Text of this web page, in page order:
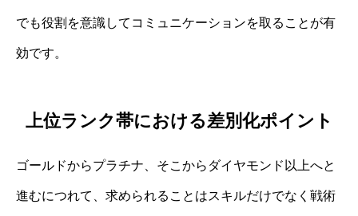
でも役割を意識してコミュニケーションを取ることが有
効です。
上位ランク帯における差別化ポイント
ゴールドからプラチナ、そこからダイヤモンド以上へと
進むにつれて、求められることはスキルだけでなく戦術